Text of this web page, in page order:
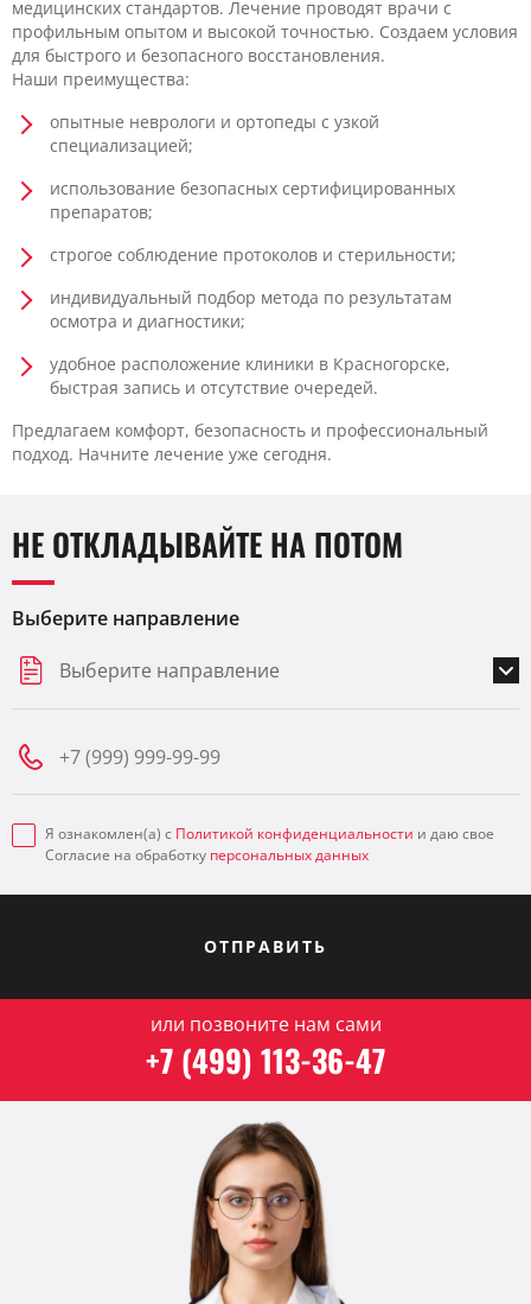
медицинских стандартов. Лечение проводят врачи с
профильным опытом и высокой точностью. Создаем условия
для быстрого и безопасного восстановления.
Наши преимущества:
опытные неврологи и ортопеды с узкой
специализацией;
использование безопасных сертифицированных
препаратов;
строгое соблюдение протоколов и стерильности;
индивидуальный подбор метода по результатам
осмотра и диагностики;
удобное расположение клиники в Красногорске,
быстрая запись и отсутствие очередей.
Предлагаем комфорт, безопасность и профессиональный
подход. Начните лечение уже сегодня.
НЕ ОТКЛАДЫВАЙТЕ НА ПОТОМ
Выберите направление
Выберите направление
Я ознакомлен(а) с Политикой конфиденциальности и даю свое
Согласие на обработку персональных данных
ОТПРАВИТЬ
или позвоните нам сами
+7 (499) 113-36-47